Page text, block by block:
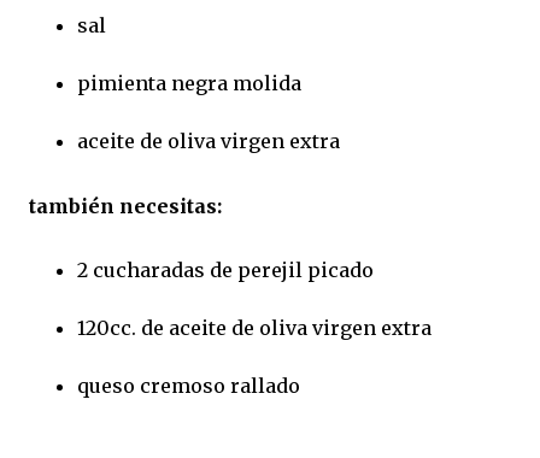
sal
pimienta negra molida
aceite de oliva virgen extra
también necesitas:
2 cucharadas de perejil picado
120cc. de aceite de oliva virgen extra
queso cremoso rallado